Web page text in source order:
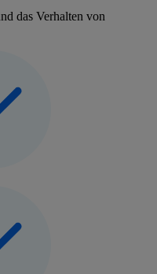
das Verhalten von